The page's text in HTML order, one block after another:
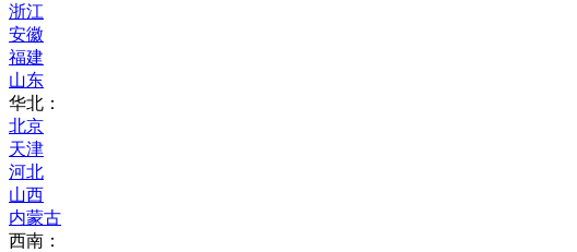
浙江
安徽
福建
山东
华北：
北京
天津
河北
山西
内蒙古
西南：